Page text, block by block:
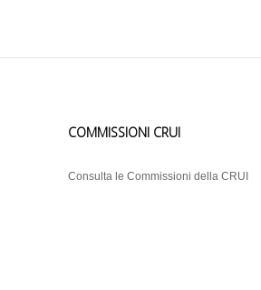
COMMISSIONI CRUI
Consulta le Commissioni della CRUI